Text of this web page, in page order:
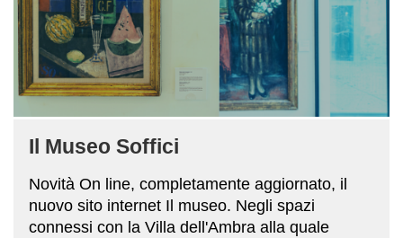
Il Museo Soffici
Novità On line, completamente aggiornato, il
nuovo sito internet Il museo. Negli spazi
connessi con la Villa dell'Ambra alla quale